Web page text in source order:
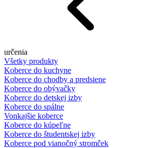
určenia
Všetky produkty
Koberce do kuchyne
Koberce do chodby a predsiene
Koberce do obývačky
Koberce do detskej izby
Koberce do spálne
Vonkajšie koberce
Koberce do kúpeľne
Koberce do študentskej izby
Koberce pod vianočný stromček